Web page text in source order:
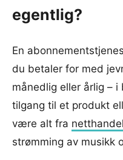
egentlig?
En
du betaler for med
månedlig eller årlig –
tilgang til et produkt
være alt fra netthandel
strømming av musikk